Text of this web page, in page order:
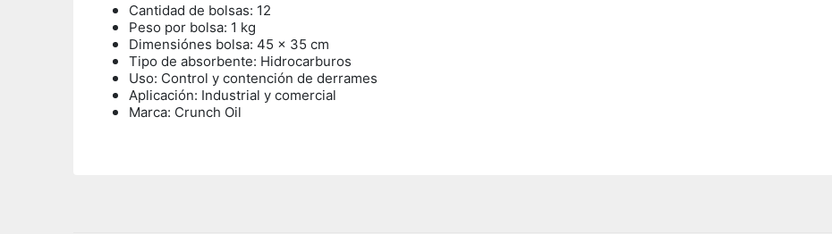
Cantidad de bolsas: 12
Peso por bolsa: 1 kg
Dimensiónes bolsa: 45 x 35 cm
Tipo de absorbente: Hidrocarburos
Uso: Control y contención de derrames
Aplicación: Industrial y comercial
Marca: Crunch Oil